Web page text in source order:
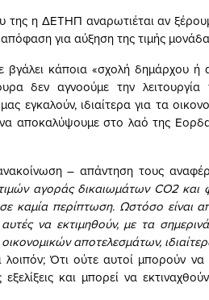
της η ΔΕΤΗΠ αναρωτιέται αν
για αύξηση της τιμής
βγάλει κάποια «σχολή δημάρχου ή
δεν αγνοούμε την
εγκαλούν, ιδιαίτερα για τα
αποκαλύψουμε στο λαό της
– απάντηση τους
αγοράς δικαιωμάτων CO2 και
καμία περίπτωση. Ωστόσο είναι
να εκτιμηθούν, με τα
αποτελεσμάτων,
λοιπόν; Ότι ούτε αυτοί μπορούν να
εξελίξεις και μπορεί να